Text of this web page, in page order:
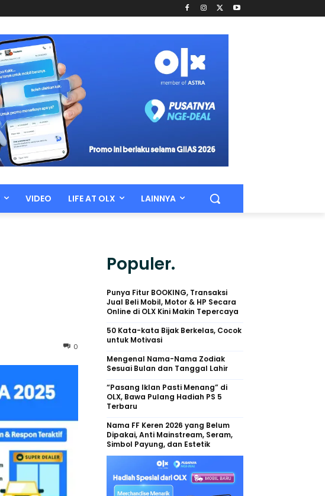
VIDEO LIFE AT OLX LAINNYA
0
Populer.
Punya Fitur BOOKING, Transaksi
Jual Beli Mobil, Motor & HP Secara
Online di OLX Kini Makin Tepercaya
50 Kata-kata Bijak Berkelas, Cocok
untuk Motivasi
Mengenal Nama-Nama Zodiak
Sesuai Bulan dan Tanggal Lahir
“Pasang Iklan Pasti Menang” di
OLX, Bawa Pulang Hadiah PS 5
Terbaru
Nama FF Keren 2026 yang Belum
Dipakai, Anti Mainstream, Seram,
Simbol Payung, dan Estetik